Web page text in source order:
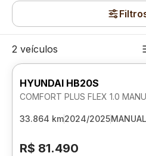
2 veículos
HYUNDAI HB20S
COMFORT PLUS FLEX 1.0
33.864 km2024/2025MANUAL
R$ 81.490